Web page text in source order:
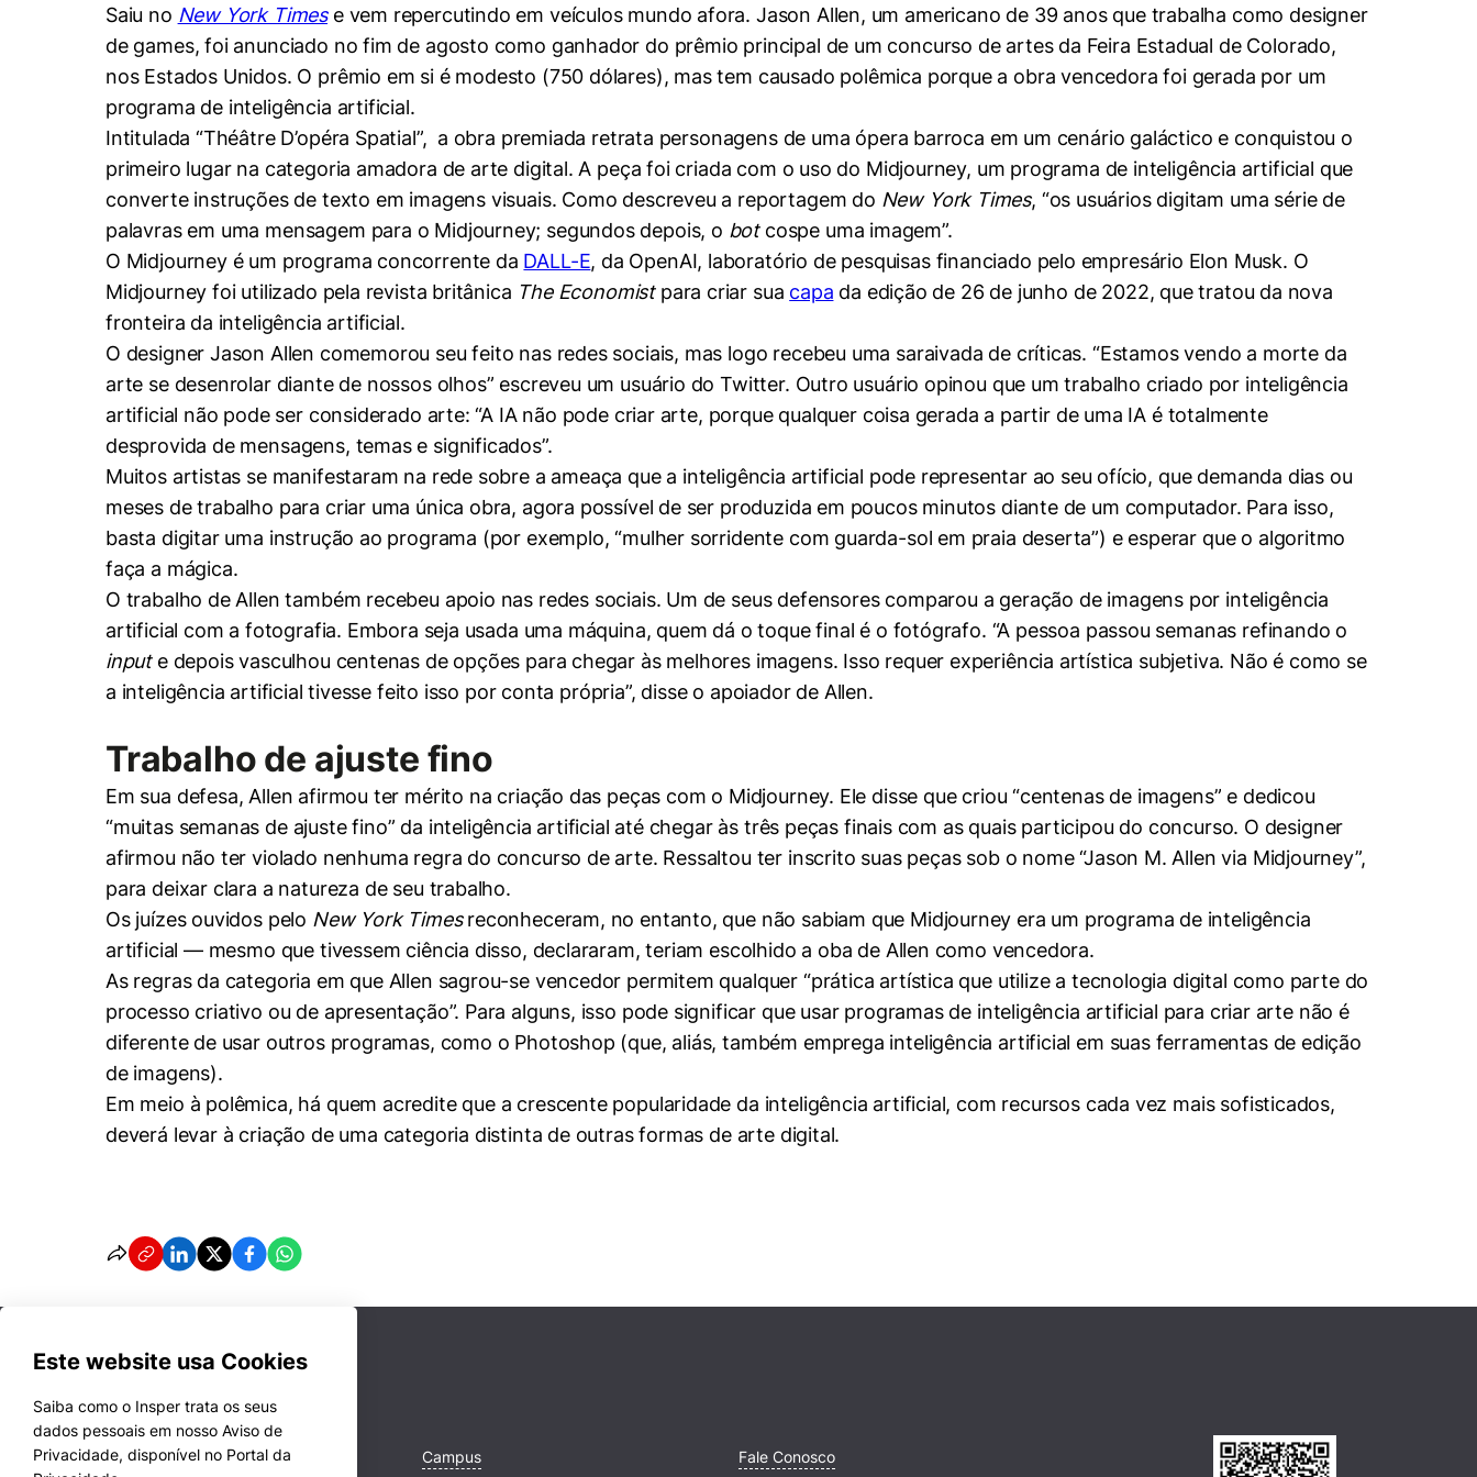
Conhecimento
Hub de Inovação e
Empreendedorismo
Women in Action
Trabalhe conosco
Sala de Imprensa
Repositório Institucional
Pesquisa na Graduação
Seminários Acadêmicos
Comitê de Ética em
Instagram
Linkedin
Saiu no New York Timese vem repercutindo em veículos mundo afora. Jason Allen, um americano de 39 anos que trabalha como designer
de games, foi anunciado no fim de agosto como ganhador do prêmio principal de um concurso de artes da Feira Estadual de Colorado,
nos Estados Unidos. O prêmio em si é modesto (750 dólares), mas tem causado polêmica porque a obra vencedora foi gerada por um
programa de inteligência artificial.
Intitulada “Théâtre D’opéra Spatial”, a obra premiada retrata personagens de uma ópera barroca em um cenário galáctico e conquistou o
primeiro lugar na categoria amadora de arte digital. A peça foi criada com o uso do Midjourney, um programa de inteligência artificial que
converte instruções de texto em imagens visuais. Como descreveu a reportagem do New York Times, “os usuários digitam uma série de
palavras em uma mensagem para o Midjourney; segundos depois, o botcospe uma imagem”.
O Midjourney é um programa concorrente da DALL-E, da OpenAI, laboratório de pesquisas financiado pelo empresário Elon Musk. O
Midjourney foi utilizado pela revista britânica The Economistpara criar sua capa da edição de 26 de junho de 2022, que tratou da nova
fronteira da inteligência artificial.
O designer Jason Allen comemorou seu feito nas redes sociais, mas logo recebeu uma saraivada de críticas. “Estamos vendo a morte da
arte se desenrolar diante de nossos olhos” escreveu um usuário do Twitter. Outro usuário opinou que um trabalho criado por inteligência
artificial não pode ser considerado arte: “A IA não pode criar arte, porque qualquer coisa gerada a partir de uma IA é totalmente
desprovida de mensagens, temas e significados”.
Muitos artistas se manifestaram na rede sobre a ameaça que a inteligência artificial pode representar ao seu ofício, que demanda dias ou
meses de trabalho para criar uma única obra, agora possível de ser produzida em poucos minutos diante de um computador. Para isso,
basta digitar uma instrução ao programa (por exemplo, “mulher sorridente com guarda-sol em praia deserta”) e esperar que o algoritmo
faça a mágica.
O trabalho de Allen também recebeu apoio nas redes sociais. Um de seus defensores comparou a geração de imagens por inteligência
artificial com a fotografia. Embora seja usada uma máquina, quem dá o toque final é o fotógrafo. “A pessoa passou semanas refinando o
inpute depois vasculhou centenas de opções para chegar às melhores imagens. Isso requer experiência artística subjetiva. Não é como se
a inteligência artificial tivesse feito isso por conta própria”, disse o apoiador de Allen.
Trabalho de ajuste fino
Em sua defesa, Allen afirmou ter mérito na criação das peças com o Midjourney. Ele disse que criou “centenas de imagens” e dedicou
“muitas semanas de ajuste fino” da inteligência artificial até chegar às três peças finais com as quais participou do concurso. O designer
afirmou não ter violado nenhuma regra do concurso de arte. Ressaltou ter inscrito suas peças sob o nome “Jason M. Allen via Midjourney”,
para deixar clara a natureza de seu trabalho.
Os juízes ouvidos pelo New York Timesreconheceram, no entanto, que não sabiam que Midjourney era um programa de inteligência
artificial — mesmo que tivessem ciência disso, declararam, teriam escolhido a oba de Allen como vencedora.
As regras da categoria em que Allen sagrou-se vencedor permitem qualquer “prática artística que utilize a tecnologia digital como parte do
processo criativo ou de apresentação”. Para alguns, isso pode significar que usar programas de inteligência artificial para criar arte não é
diferente de usar outros programas, como o Photoshop (que, aliás, também emprega inteligência artificial em suas ferramentas de edição
de imagens).
Em meio à polêmica, há quem acredite que a crescente popularidade da inteligência artificial, com recursos cada vez mais sofisticados,
deverá levar à criação de uma categoria distinta de outras formas de arte digital.
Este website usa Cookies
Saiba como o Insper trata os seus
dados pessoais em nosso Aviso de
Privacidade, disponível no Portal da
Cookies estritamente necessários
Cookies de preferências de usuário
Cursos Campus Fale Conosco